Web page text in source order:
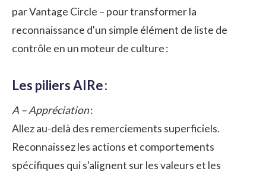
par Vantage Circle – pour transformer la
reconnaissance d'un simple élément de liste de
contrôle en un moteur de culture :
Les piliers AIRe :
A – Appréciation:
Allez au-delà des remerciements superficiels.
Reconnaissez les actions et comportements
spécifiques qui s'alignent sur les valeurs et les